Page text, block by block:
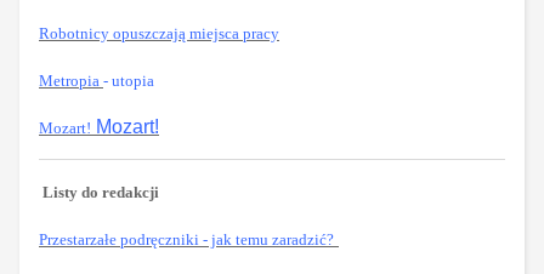
Robotnicy opuszczają miejsca pracy
Metropia - utopia
Mozart! Mozart!
Listy do redakcji
Przestarzałe podręczniki - jak temu zaradzić?